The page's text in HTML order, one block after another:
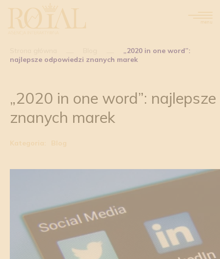
menu
„2020 in one word”:
najlepsze odpowiedzi znanych marek
„2020 in one word”:
znanych marek
Kategoria: Blog